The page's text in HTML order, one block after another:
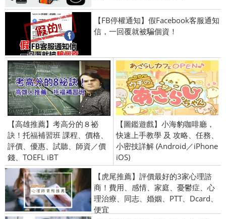
【FB停權通知】假Facebook客服通知
信，一回覆就被騙個資！
【高雄推薦】考高分的８祕
訣！托福補習班 課程、價格、
評價、優惠、試聽、師資／價
錢、TOEFL iBT
【圖鑑遊戲】小海豹咖啡廳，
快速上手教學 及 攻略、任務、
小密技詳解 (Android／iPhone
iOS)
【虎尾推薦】評價最好的3家心理諮
商！費用、感情、家庭、憂鬱症、心
理治療、同志、婚姻、PTT、Dcard、
便宜